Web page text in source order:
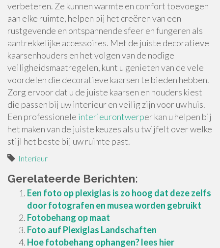
verbeteren. Ze kunnen warmte en comfort toevoegen
aan elke ruimte, helpen bij het creëren van een
rustgevende en ontspannende sfeer en fungeren als
aantrekkelijke accessoires. Met de juiste decoratieve
kaarsenhouders en het volgen van de nodige
veiligheidsmaatregelen, kunt u genieten van de vele
voordelen die decoratieve kaarsen te bieden hebben.
Zorg ervoor dat u de juiste kaarsen en houders kiest
die passen bij uw interieur en veilig zijn voor uw huis.
Een professionele interieurontwerper kan u helpen bij
het maken van de juiste keuzes als u twijfelt over welke
stijl het beste bij uw ruimte past.
Interieur
Gerelateerde Berichten:
Een foto op plexiglas is zo hoog dat deze zelfs
door fotografen en musea worden gebruikt
Fotobehang op maat
Foto auf Plexiglas Landschaften
Hoe fotobehang ophangen? lees hier